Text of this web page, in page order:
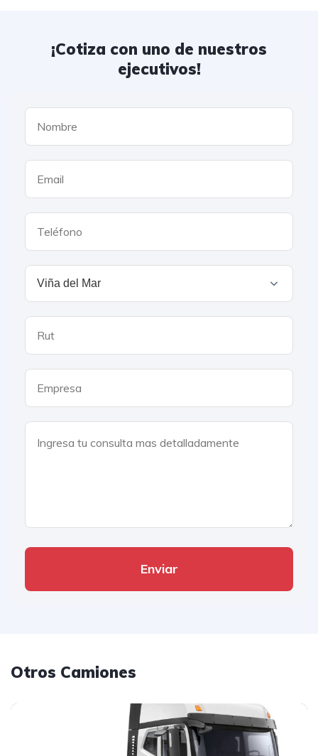
¡Cotiza con uno de nuestros
ejecutivos!
Enviar
Otros Camiones